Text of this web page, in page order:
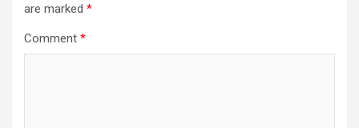
are marked *
Comment *